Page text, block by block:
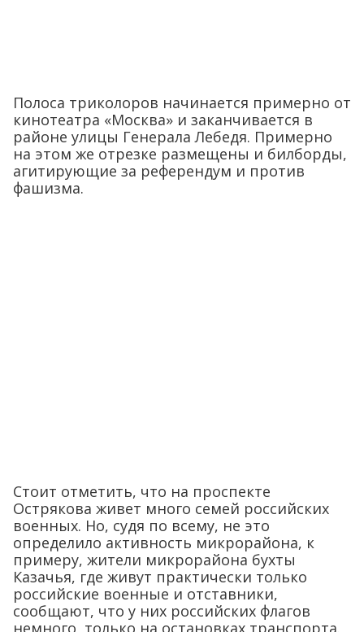
Полоса триколоров начинается примерно от
кинотеатра «Москва» и заканчивается в
районе улицы Генерала Лебедя. Примерно
на этом же отрезке размещены и билборды,
агитирующие за референдум и против
фашизма.
Стоит отметить, что на проспекте
Острякова живет много семей российских
военных. Но, судя по всему, не это
определило активность микрорайона, к
примеру, жители микрорайона бухты
Казачья, где живут практически только
российские военные и отставники,
сообщают, что у них российских флагов